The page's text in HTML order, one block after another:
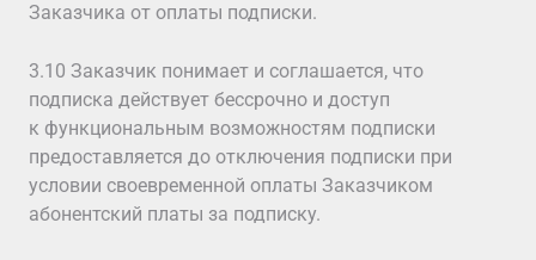
Заказчика от оплаты подписки.
3.10 Заказчик понимает и соглашается, что
подписка действует бессрочно и доступ
к функциональным возможностям подписки
предоставляется до отключения подписки при
условии своевременной оплаты Заказчиком
абонентский платы за подписку.